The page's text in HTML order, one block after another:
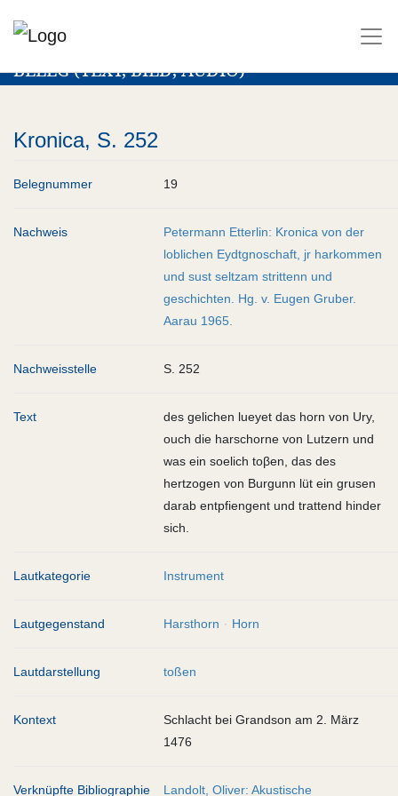
BELEG (TEXT, BILD, AUDIO)
Kronica, S. 252
Belegnummer 19
Nachweis
Petermann Etterlin: Kronica von der
loblichen Eydtgnoschaft, jr harkommen
und sust seltzam strittenn und
geschichten. Hg. v. Eugen Gruber.
Aarau 1965.
Nachweisstelle S. 252
Text
des gelichen lueyet das horn von Ury,
ouch die harschorne von Lutzern und
was ein soelich toβen, das des
hertzogen von Burgunn lüt ein grusen
darab entpfiengent und trattend hinder
sich.
Lautkategorie Instrument
Lautgegenstand Harsthorn Horn
Lautdarstellung toßen
Kontext
Schlacht bei Grandson am 2. März
1476
Verknüpfte Bibliographie Landolt, Oliver: Akustische